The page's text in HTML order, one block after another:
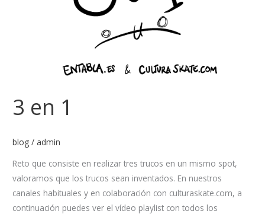
3 en 1
blog / admin
Reto que consiste en realizar tres trucos en un mismo spot,
valoramos que los trucos sean inventados. En nuestros
canales habituales y en colaboración con culturaskate.com, a
continuación puedes ver el vídeo playlist con todos los